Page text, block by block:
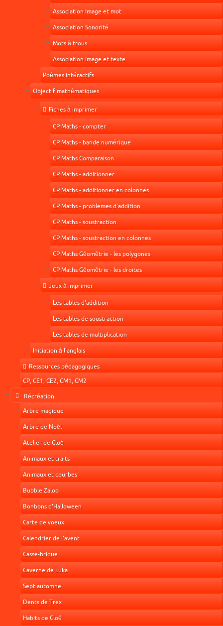
Association Image et mot
Association Sonorité
Mots à trous
Association image et texte
Poèmes intéractifs
Objectif mathématiques
Fiches à imprimer
CP Maths - compter
CP Maths - bande numérique
CP Maths Comparaison
CP Maths - additionner
CP Maths - additionner en colonnes
CP Maths - problemes d'addition
CP Maths - soustraction
CP Maths - soustraction en colonnes
CP Maths Géométrie - les polygones
CP Maths Géométrie - les droites
Jeux à imprimer
Les tables d'addition
Les tables de soustraction
Les tables de multiplication
Initiation à l'anglais
Ressources pédagogiques
CP, CE1, CE2, CM1, CM2
Récréation
Arbre magique
Arbre de Noël
Atelier de Cloé
Animaux et traits
Animaux et courbes
Bubble Zaloo
Bonbons d'Halloween
Carte de voeux
Calendrier de l'avent
Casse-brique
Caverne de Luka
Sept automne
Dents de Trex
Habits de Cloé